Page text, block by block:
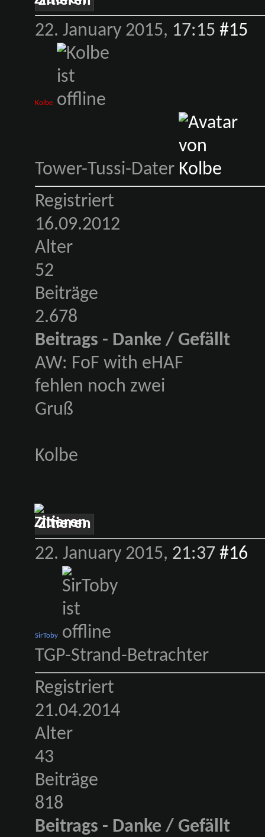
22. January 2015, 17:15 #15
Kolbe
Tower-Tussi-Dater
Registriert
16.09.2012
Alter
52
Beiträge
2.678
Beitrags - Danke / Gefällt
AW: FoF with eHAF
fehlen noch zwei
Gruß
Kolbe
Zitieren
22. January 2015, 21:37 #16
SirToby
TGP-Strand-Betrachter
Registriert
21.04.2014
Alter
43
Beiträge
818
Beitrags - Danke / Gefällt